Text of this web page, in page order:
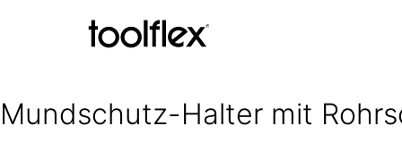
Mundschutz-Halter mit